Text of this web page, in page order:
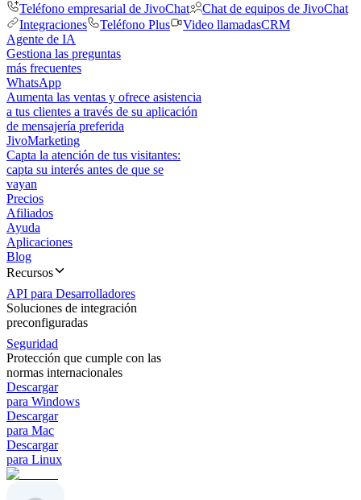
Teléfono empresarial de JivoChat
Chat de equipos de JivoChat
Integraciones
Teléfono Plus Video llamadasCRM
Agente de IA
Gestiona las preguntas
más frecuentes
WhatsApp
Aumenta las ventas y ofrece asistencia
a tus clientes a través de su aplicación
de mensajería preferida
JivoMarketing
Capta la atención de tus visitantes:
capta su interés antes de que se
vayan
Precios
Afiliados
Ayuda
Aplicaciones
Blog
Recursos
API para Desarrolladores
Soluciones de integración
preconfiguradas
Seguridad
Protección que cumple con las
normas internacionales
Descargar
para Windows
Descargar
para Mac
Descargar
para Linux